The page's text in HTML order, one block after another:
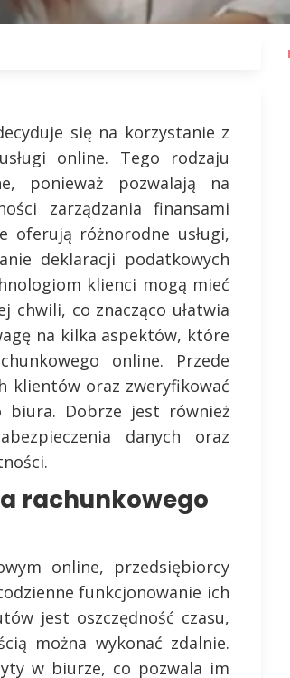
się na korzystanie z
online. Tego rodzaju
ponieważ pozwalają na
zarządzania finansami
oferują różnorodne usługi,
deklaracji podatkowych
klienci mogą mieć
co znacząco ułatwia
na kilka aspektów, które
online. Przede
klientów oraz zweryfikować
biura. Dobrze jest również
danych oraz
rachunkowego
online, przedsiębiorcy
funkcjonowanie ich
jest oszczędność czasu,
można wykonać zdalnie.
w biurze, co pozwala im